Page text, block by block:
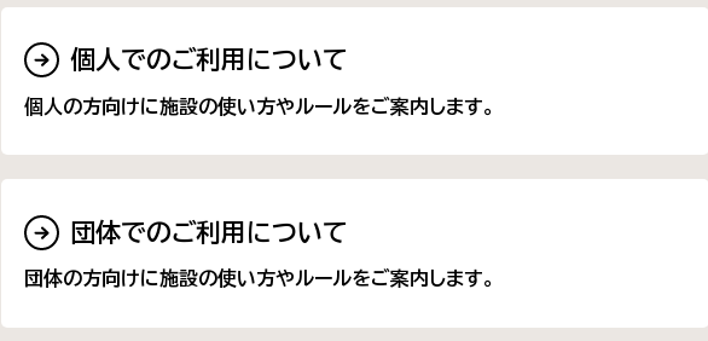
個人でのご利用について
個人の方向けに施設の使い方やルールをご案内します。
団体でのご利用について
団体の方向けに施設の使い方やルールをご案内します。